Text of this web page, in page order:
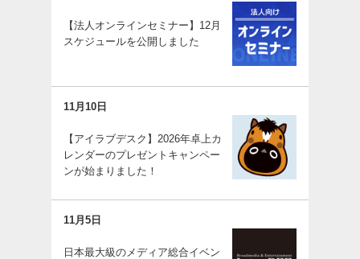
【法人オンラインセミナー】12月
スケジュールを公開しました
11月10日
【アイラブデスク】2026年卓上カ
レンダーのプレゼントキャンペー
ンが始まりました！
11月5日
日本最大級のメディア総合イベン